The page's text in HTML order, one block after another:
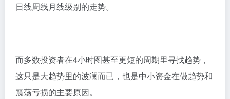
日线周线月线级别的走势。
而多数投资者在4小时图甚至更短的周期里寻找趋势，
这只是大趋势里的波澜而已，也是中小资金在做趋势和
震荡亏损的主要原因。